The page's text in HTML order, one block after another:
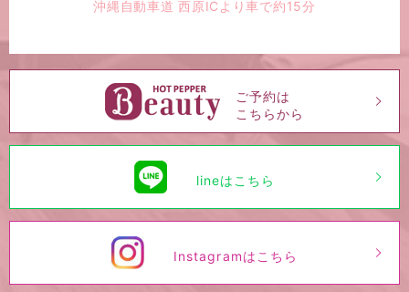
沖縄自動車道 西原ICより車で約15分
ご予約は
こちらから
lineはこちら
Instagramはこちら